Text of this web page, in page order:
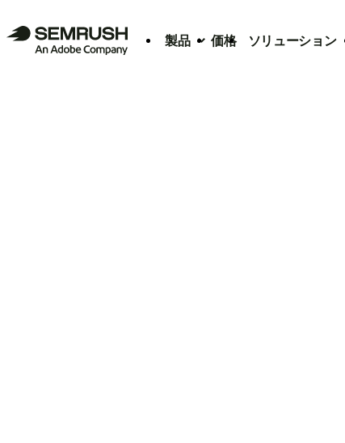
製品 価格 ソリューション